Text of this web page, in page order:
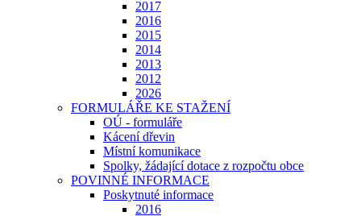
2017
2016
2015
2014
2013
2012
2026
FORMULÁŘE KE STAŽENÍ
OÚ - formuláře
Kácení dřevin
Místní komunikace
Spolky, žádající dotace z rozpočtu obce
POVINNÉ INFORMACE
Poskytnuté informace
2016